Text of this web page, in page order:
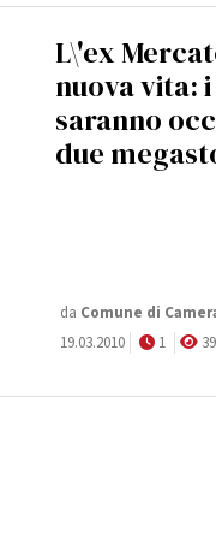
L\'ex
nuova vita:
saranno
due
da Comune di
19.03.2010
1